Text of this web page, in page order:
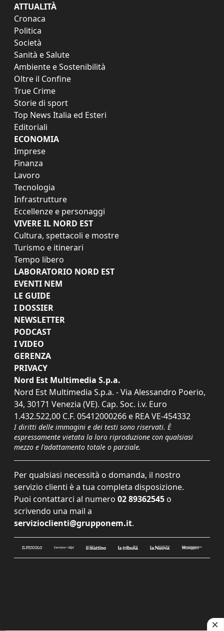
ATTUALITÀ
Cronaca
Politica
Società
Sanità e Salute
Ambiente e Sostenibilità
Oltre il Confine
True Crime
Storie di sport
Top News Italia ed Esteri
Editoriali
ECONOMIA
Imprese
Finanza
Lavoro
Tecnologia
Infrastrutture
Eccellenze e personaggi
VIVERE IL NORD EST
Cultura, spettacoli e mostre
Turismo e itinerari
Tempo libero
LABORATORIO NORD EST
EVENTI NEM
LE GUIDE
I DOSSIER
NEWSLETTER
PODCAST
I VIDEO
GERENZA
PRIVACY
Nord Est Multimedia S.p.a.
Nord Est Multimedia S.p.a. - Via Alessandro Poerio,
34, 30171 Venezia (VE). Cap. Soc. i.v. Euro
1.432.522,00 C.F. 05412000266 e REA VE-454332
I diritti delle immagini e dei testi sono riservati. È
espressamente vietata la loro riproduzione con qualsiasi
mezzo e l'adattamento totale o parziale.
Per qualsiasi necessità o domanda, il nostro
servizio clienti è a tua completa disposizione.
Puoi contattarci al numero 02 89362545 o
scrivendo una mail a
servizioclienti@grupponem.it.